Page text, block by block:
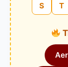
S
T